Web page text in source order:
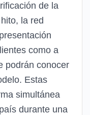
de la
la red
como a
podrán conocer
Estas
simultánea
durante una